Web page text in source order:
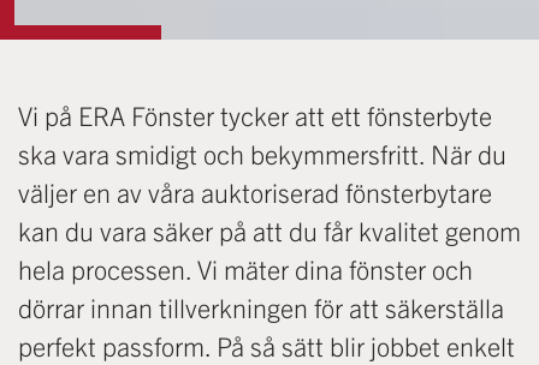
Vi på ERA Fönster tycker att ett fönsterbyte
ska vara smidigt och bekymmersfritt. När du
väljer en av våra auktoriserad fönsterbytare
kan du vara säker på att du får kvalitet genom
hela processen. Vi mäter dina fönster och
dörrar innan tillverkningen för att säkerställa
perfekt passform. På så sätt blir jobbet enkelt